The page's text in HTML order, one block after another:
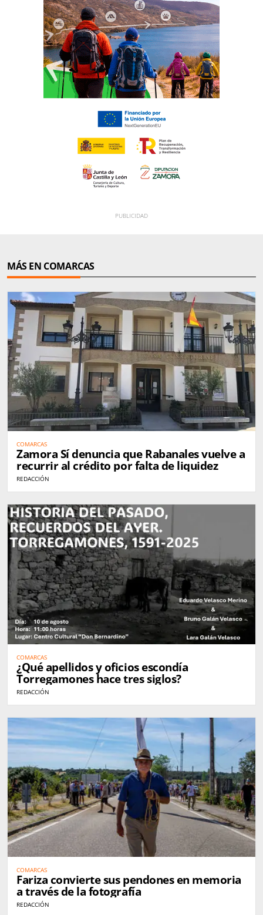
MÁS EN COMARCAS
COMARCAS
Zamora Sí denuncia que Rabanales vuelve a
recurrir al crédito por falta de liquidez
REDACCIÓN
COMARCAS
¿Qué apellidos y oficios escondía
Torregamones hace tres siglos?
REDACCIÓN
COMARCAS
Fariza convierte sus pendones en memoria
a través de la fotografía
REDACCIÓN